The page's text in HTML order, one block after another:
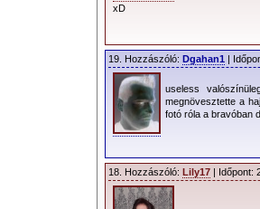
xD
19. Hozzászóló: Dgahan1 |
useless
megnövesztette a
fotó róla a bravóban
18. Hozzászóló: Lily17 | Időpont: